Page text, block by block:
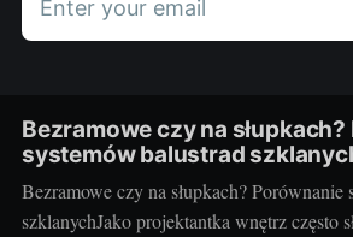
Enter your email
Bezramowe czy na
systemów balustrad
Bezramowe czy na słupkach? Porównanie
szklanychJako projektantka wnętrz często